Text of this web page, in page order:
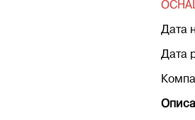
Дата
Дата